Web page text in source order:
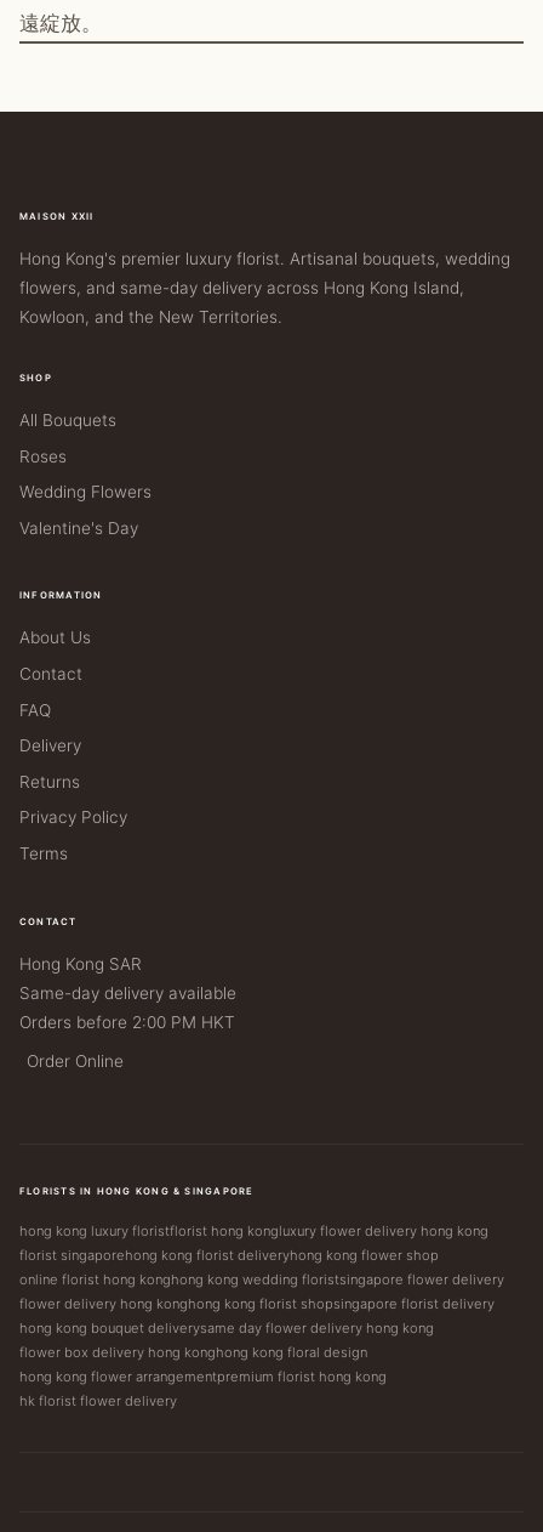
遠綻放。
MAISON XXII
Hong Kong's premier luxury florist. Artisanal bouquets, wedding
flowers, and same-day delivery across Hong Kong Island,
Kowloon, and the New Territories.
SHOP
All Bouquets
Roses
Wedding Flowers
Valentine's Day
INFORMATION
About Us
Contact
FAQ
Delivery
Returns
Privacy Policy
Terms
CONTACT
Hong Kong SAR
Same-day delivery available
Orders before 2:00 PM HKT
Order Online
FLORISTS IN HONG KONG & SINGAPORE
hong kong luxury floristflorist hong kongluxury flower delivery hong kong
florist singaporehong kong florist deliveryhong kong flower shop
online florist hong konghong kong wedding floristsingapore flower delivery
flower delivery hong konghong kong florist shopsingapore florist delivery
hong kong bouquet deliverysame day flower delivery hong kong
flower box delivery hong konghong kong floral design
hong kong flower arrangementpremium florist hong kong
hk florist flower delivery